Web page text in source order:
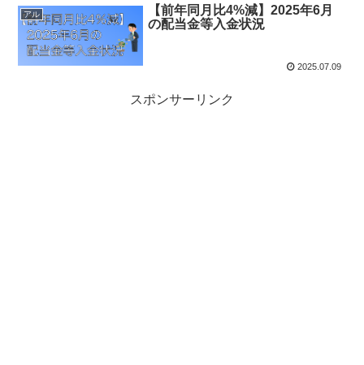
アル
【前年同月比4%減】2025年6月
の配当金等入金状況
2025.07.09
スポンサーリンク